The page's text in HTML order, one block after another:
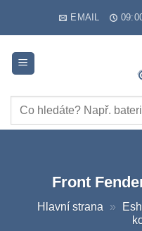
EMAIL
Hledat:
Front
Hlavní strana »